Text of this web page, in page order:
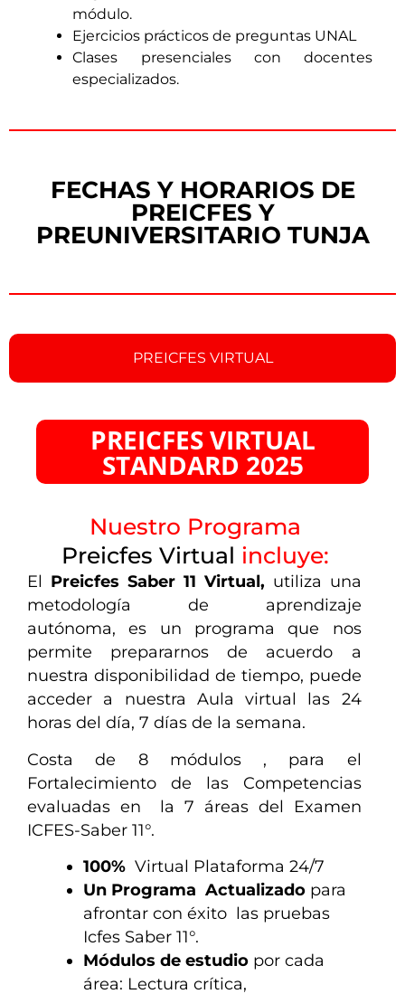
módulo.
Ejercicios prácticos de preguntas UNAL
Clases presenciales con docentes
especializados.
FECHAS Y HORARIOS DE
PREICFES Y
PREUNIVERSITARIO TUNJA
PREICFES VIRTUAL
PREICFES VIRTUAL
STANDARD 2025
Nuestro Programa
Preicfes Virtual incluye:
El Preicfes Saber 11 Virtual, utiliza una
metodología de aprendizaje
autónoma, es un programa que nos
permite prepararnos de acuerdo a
nuestra disponibilidad de tiempo, puede
acceder a nuestra Aula virtual las 24
horas del día, 7 días de la semana.
Costa de 8 módulos , para el
Fortalecimiento de las Competencias
evaluadas en la 7 áreas del Examen
ICFES-Saber 11°.
100% Virtual Plataforma 24/7
Un Programa Actualizado para
afrontar con éxito las pruebas
Icfes Saber 11°.
Módulos de estudio por cada
área: Lectura crítica,